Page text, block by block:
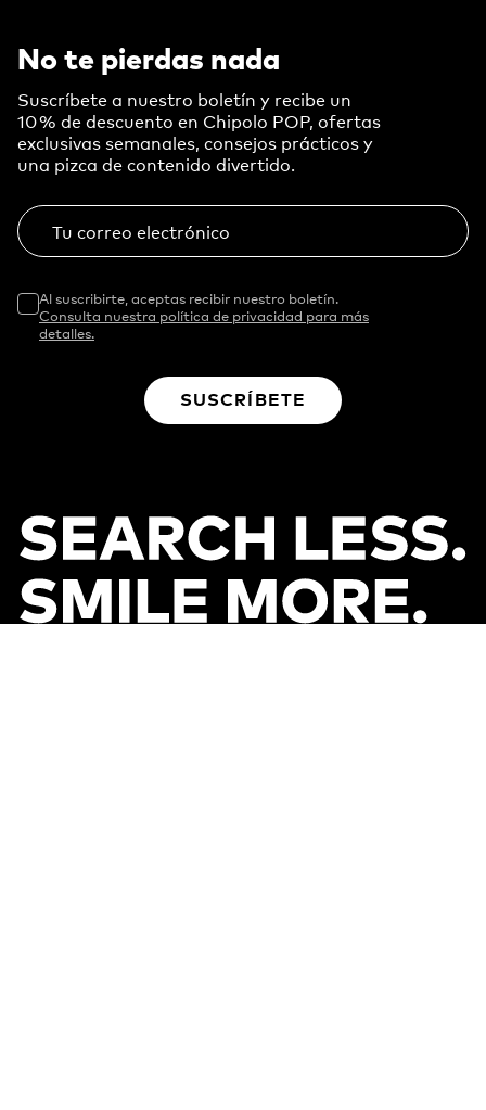
No te pierdas nada
Suscríbete a nuestro boletín y recibe un
10 % de descuento en Chipolo POP, ofertas
exclusivas semanales, consejos prácticos y
una pizca de contenido divertido.
Tu correo electrónico
Al suscribirte, aceptas recibir nuestro boletín.
Consulta nuestra política de privacidad para más
detalles.
SUSCRÍBETE